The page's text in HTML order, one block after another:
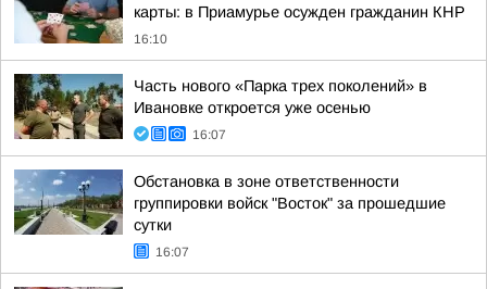
карты: в Приамурье осужден гражданин КНР
16:10
Часть нового «Парка трех поколений» в
Ивановке откроется уже осенью
16:07
Обстановка в зоне ответственности
группировки войск "Восток" за прошедшие
сутки
16:07